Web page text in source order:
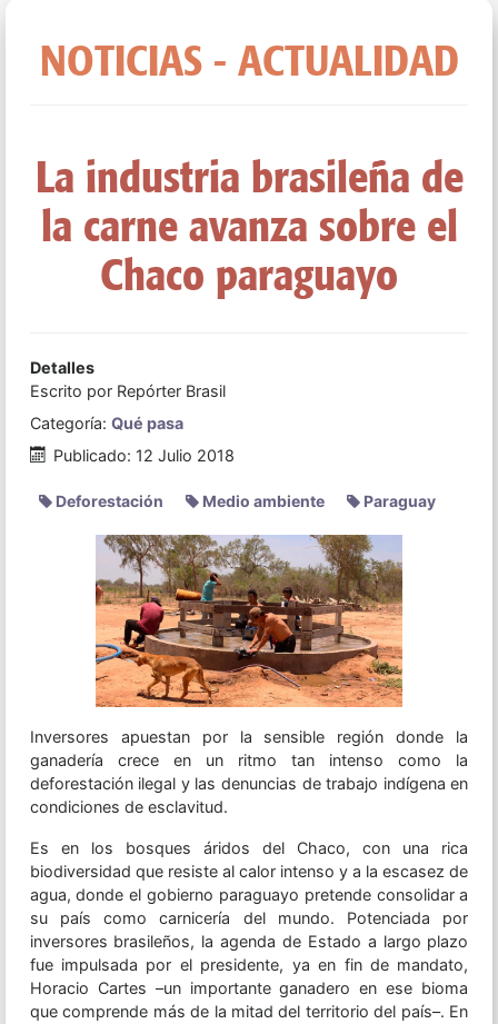
NOTICIAS - ACTUALIDAD
La industria brasileña de
la carne avanza sobre el
Chaco paraguayo
Detalles
Escrito por Repórter Brasil
Categoría: Qué pasa
Publicado: 12 Julio 2018
Deforestación Medio ambiente Paraguay
Inversores apuestan por la sensible región donde la
ganadería crece en un ritmo tan intenso como la
deforestación ilegal y las denuncias de trabajo indígena en
condiciones de esclavitud.
Es en los bosques áridos del Chaco, con una rica
biodiversidad que resiste al calor intenso y a la escasez de
agua, donde el gobierno paraguayo pretende consolidar a
su país como carnicería del mundo. Potenciada por
inversores brasileños, la agenda de Estado a largo plazo
fue impulsada por el presidente, ya en fin de mandato,
Horacio Cartes –un importante ganadero en ese bioma
que comprende más de la mitad del territorio del país–. En